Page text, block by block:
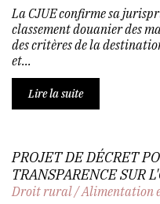
La CJUE confirme sa
classement douanier des
des critères de la
et...
Lire la suite
PROJET DE DÉCRET
TRANSPARENCE SUR
Droit rural/Alimentation